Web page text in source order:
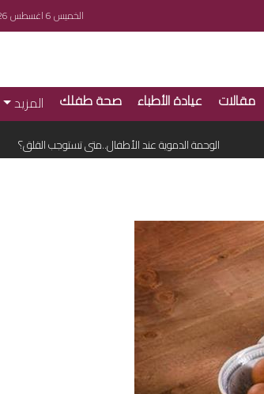
الخميس 6 اغسطس 2026
مقالات عيادة الأطباء صحة طفلك
المزيد
الوحمة الدموية عند الأطفال..متى تستوجب القلق؟